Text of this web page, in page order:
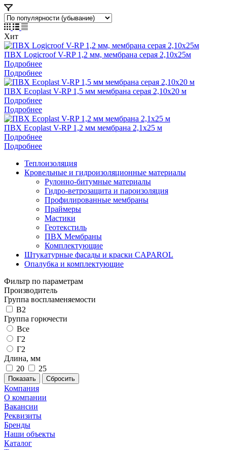
Хит
ПВХ Logicroof V-RP 1,2 мм, мембрана серая 2,10х25м
Подробнее
Подробнее
ПВХ Ecoplast V-RP 1,5 мм мембрана серая 2,10х20 м
Подробнее
Подробнее
ПВХ Ecoplast V-RP 1,2 мм мембрана 2,1х25 м
Подробнее
Подробнее
Теплоизоляция
Кровельные и гидроизоляционные материалы
Рулонно-битумные материалы
Гидро-ветрозащита и пароизоляция
Профилированные мембраны
Праймеры
Мастики
Геотекстиль
ПВХ Мембраны
Комплектующие
Штукатурные фасады и краски CAPAROL
Опалубка и комплектующие
Фильтр по параметрам
Производитель
Группа воспламеняемости
В2
Группа горючести
Все
Г2
Г2
Длина, мм
20
25
Сбросить
Компания
О компании
Вакансии
Реквизиты
Бренды
Наши объекты
Каталог